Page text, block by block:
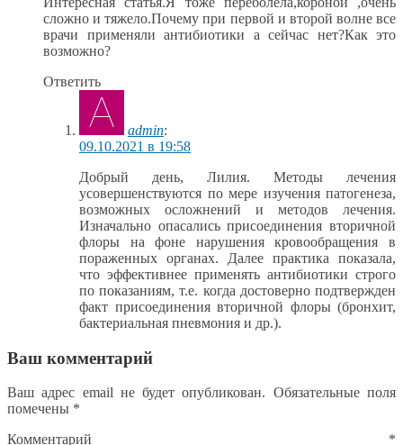
сложно и тяжело.Почему при первой и второй волне все
врачи применяли антибиотики а сейчас нет?Как это
возможно?
Ответить
admin:
09.10.2021 в 19:58
Добрый день, Лилия. Методы лечения
усовершенствуются по мере изучения патогенеза,
возможных осложнений и методов лечения.
Изначально опасались присоединения вторичной
флоры на фоне нарушения кровообращения в
пораженных органах. Далее практика показала,
что эффективнее применять антибиотики строго
по показаниям, т.е. когда достоверно подтвержден
факт присоединения вторичной флоры (бронхит,
бактериальная пневмония и др.).
Ваш комментарий
Ваш адрес email не будет опубликован. Обязательные поля
помечены *
Комментарий *